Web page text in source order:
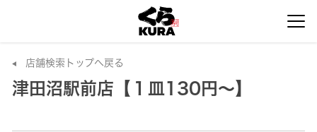
店舗検索トップへ戻る
津田沼駅前店【１皿130円～】